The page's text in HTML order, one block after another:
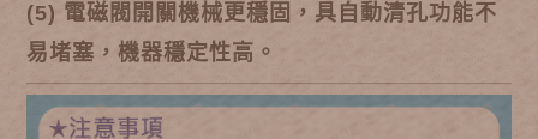
(5) 電磁閥開關機械更穩固，具自動清孔功能不
易堵塞，機器穩定性高。